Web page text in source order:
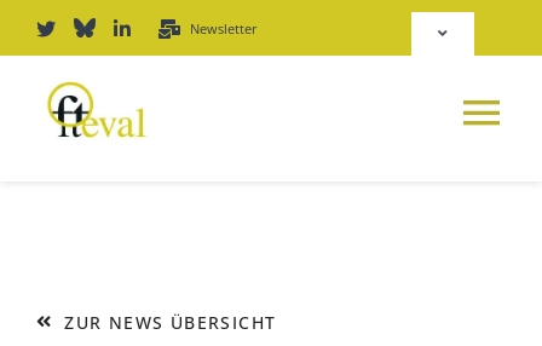
Inhalt
springen
Newsletter
Toggle
Deutsch
Login
ZUR NEWS ÜBERSICHT